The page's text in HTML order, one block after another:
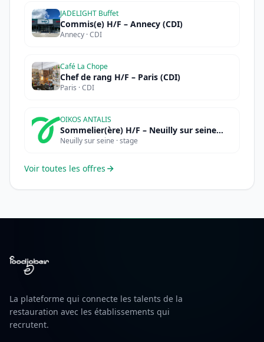
JADELIGHT Buffet
Commis(e) H/F – Annecy (CDI)
Annecy · CDI
Café La Chope
Chef de rang H/F – Paris (CDI)
Paris · CDI
OIKOS ANTALIS
Sommelier(ère) H/F – Neuilly sur seine
(STAGE)
Neuilly sur seine · stage
Voir toutes les offres
La plateforme qui connecte les talents de la
restauration avec les établissements qui
recrutent.